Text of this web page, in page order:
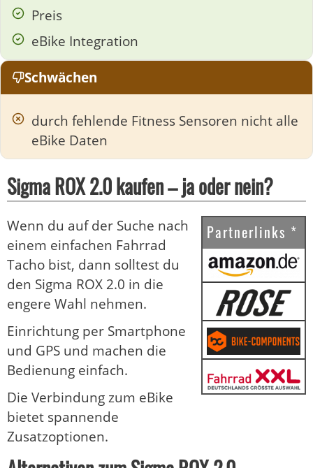
Preis
eBike Integration
Schwächen
durch fehlende Fitness Sensoren nicht alle
eBike Daten
Sigma ROX 2.0 kaufen – ja oder nein?
Partnerlinks *
Wenn du auf der Suche nach
einem einfachen Fahrrad
Tacho bist, dann solltest du
den Sigma ROX 2.0 in die
engere Wahl nehmen.
Einrichtung per Smartphone
und GPS und machen die
Bedienung einfach.
Die Verbindung zum eBike
bietet spannende
Zusatzoptionen.